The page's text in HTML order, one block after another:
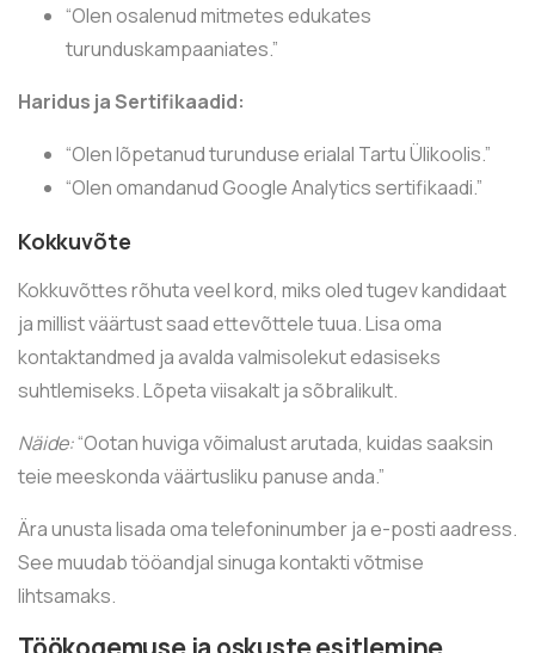
“Olen osalenud mitmetes edukates
turunduskampaaniates.”
Haridus ja Sertifikaadid:
“Olen lõpetanud turunduse erialal Tartu Ülikoolis.”
“Olen omandanud Google Analytics sertifikaadi.”
Kokkuvõte
Kokkuvõttes rõhuta veel kord, miks oled tugev kandidaat
ja millist väärtust saad ettevõttele tuua. Lisa oma
kontaktandmed ja avalda valmisolekut edasiseks
suhtlemiseks. Lõpeta viisakalt ja sõbralikult.
Näide:“Ootan huviga võimalust arutada, kuidas saaksin
teie meeskonda väärtusliku panuse anda.”
Ära unusta lisada oma telefoninumber ja e-posti aadress.
See muudab tööandjal sinuga kontakti võtmise
lihtsamaks.